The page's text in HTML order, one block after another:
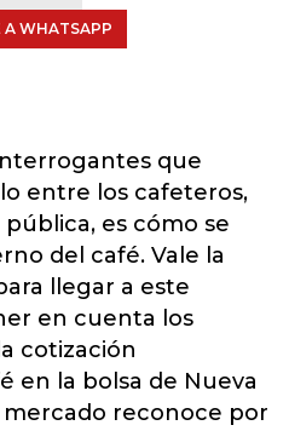
A WHATSAPP
que
entre los cafeteros,
es cómo se
del café. Vale la
llegar a este
en cuenta los
cotización
en la bolsa de Nueva
mercado reconoce por